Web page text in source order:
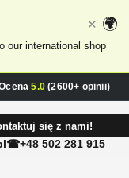
🌍
our international shop
✕
5.0 (2600+ opinii)
się z nami!
+48 502 281 915